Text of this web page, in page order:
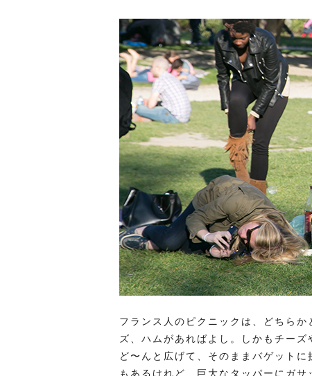
フランス人のピクニックは、どちら
ズ、ハムがあればよし。しかもチー
ど〜んと広げて、そのままバゲット
もあるけれど、巨大なタッパーにガ